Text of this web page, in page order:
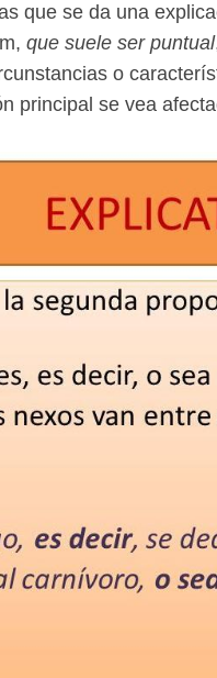
que se da una
que suele ser puntual
o
principal se vea